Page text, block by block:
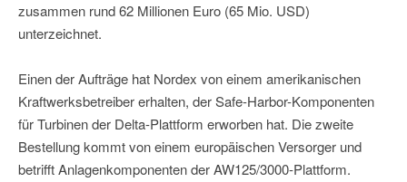
zusammen rund 62 Millionen Euro (65 Mio. USD)
unterzeichnet.
Einen der Aufträge hat Nordex von einem amerikanischen
Kraftwerksbetreiber erhalten, der Safe-Harbor-Komponenten
für Turbinen der Delta-Plattform erworben hat. Die zweite
Bestellung kommt von einem europäischen Versorger und
betrifft Anlagenkomponenten der AW125/3000-Plattform.